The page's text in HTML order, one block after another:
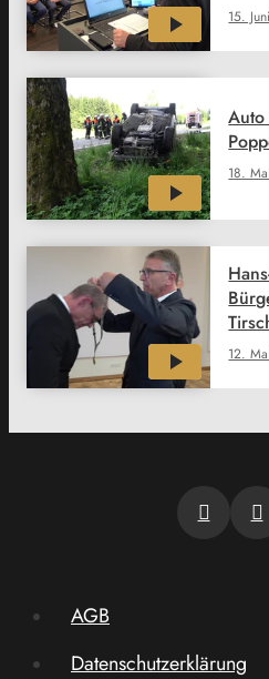
15.
18.
12.
AGB
Datenschutzerklärung